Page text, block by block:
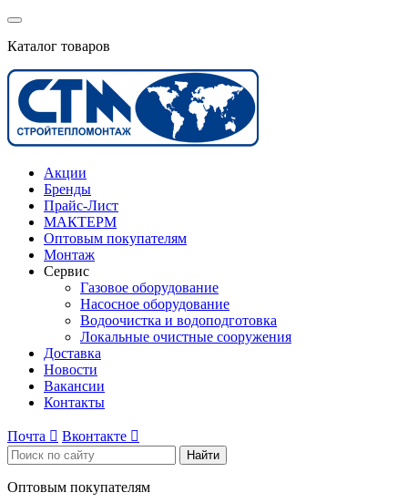
Каталог товаров
Акции
Бренды
Прайс-Лист
МАКТЕРМ
Оптовым покупателям
Монтаж
Сервис
Газовое оборудование
Насосное оборудование
Водоочистка и водоподготовка
Локальные очистные сооружения
Доставка
Новости
Вакансии
Контакты
Почта  Вконтакте 
Найти
Оптовым покупателям